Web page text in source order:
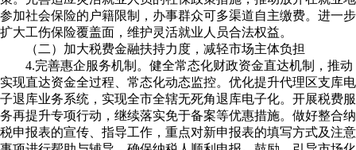
参加社会保险的户籍限制，办事群众可多渠道自主缴费。进一步
扩大工伤保险覆盖面，维护灵活就业人员合法权益。
（二）加大税费金融扶持力度，减轻市场主体负担
4.完善惠企服务机制。健全常态化财政资金直达机制，推动
实现直达资金全过程、常态化动态监控。优化提升代理区支库电
子退库业务系统，实现全市全辖无死角退库电子化。开展税费服
务再提升专项行动，继续落实免于备案等优惠措施。做好整合纳
税申报表的宣传、指导工作，重点对新申报表的填写方式及注意